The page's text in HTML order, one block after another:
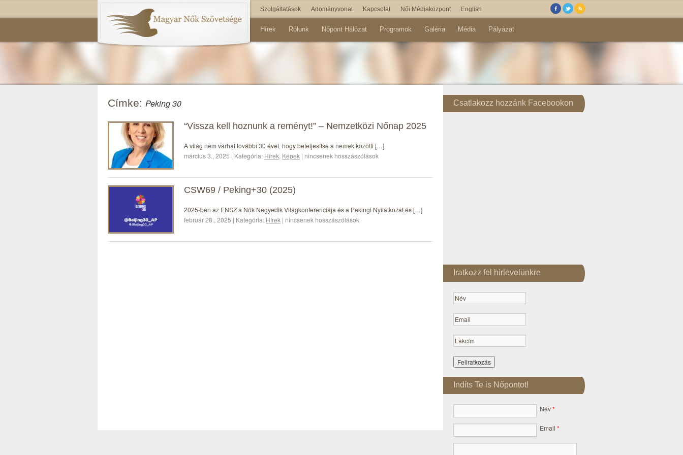
Szolgáltatások Adományvonal Kapcsolat Női Médiaközpont English
Hírek Rólunk Nőpont Hálózat Programok Galéria Média Pályázat
Címke: Peking 30
“Vissza kell hoznunk a reményt!” – Nemzetközi Nőnap 2025
A világ nem várhat további 30 évet, hogy beteljesítse a nemek közötti […]
március 3., 2025 | Kategória: Hírek, Képek | nincsenek hosszászólások
CSW69 / Peking+30 (2025)
2025-ben az ENSZ a Nők Negyedik Világkonferenciája és a Pekingi Nyilatkozat és […]
február 28., 2025 | Kategória: Hírek | nincsenek hosszászólások
Csatlakozz hozzánk Facebookon
Iratkozz fel hirlevelünkre
Indíts Te is Nőpontot!
Név*
Email *